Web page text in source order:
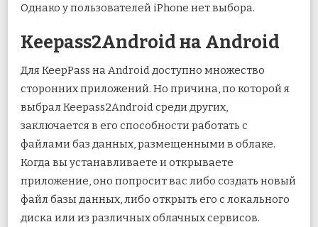
Однако у пользователей iPhone нет выбора.
Keepass2Android на Android
Для KeepPass на Android доступно множество
сторонних приложений. Но причина, по которой я
выбрал Keepass2Android среди других,
заключается в его способности работать с
файлами баз данных, размещенными в облаке.
Когда вы устанавливаете и открываете
приложение, оно попросит вас либо создать новый
файл базы данных, либо открыть его с локального
диска или из различных облачных сервисов.